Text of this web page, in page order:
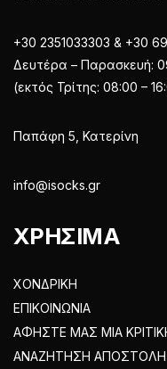
+30 2351033303 & +30
Δευτέρα – Παρασκευή:
(εκτός Τρίτης: 08:00 –
Παπάφη 5, Κατερίνη
info@isocks.gr
ΧΡΗΣΙΜΑ
ΧΟΝΔΡΙΚΗ
ΕΠΙΚΟΙΝΩΝΙΑ
ΑΦΗΣΤΕ ΜΑΣ ΜΙΑ
ΑΝΑΖΗΤΗΣΗ